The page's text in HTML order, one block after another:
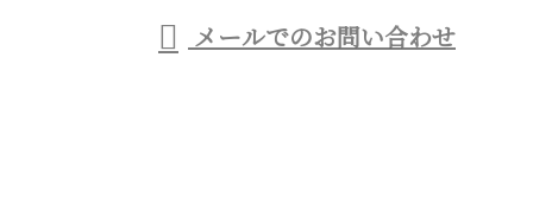
メールでのお問い合わせ